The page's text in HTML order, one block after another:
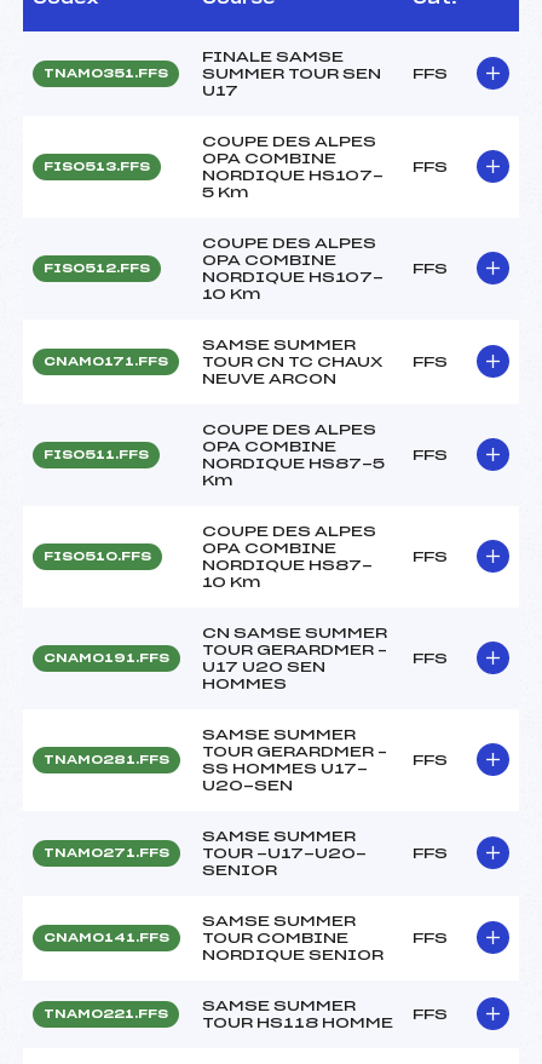
TNAM0351.FFS
FINALE SAMSE
SUMMER TOUR SEN
U17
FFS
FIS0513.FFS
COUPE DES ALPES
OPA COMBINE
NORDIQUE HS107-
5 Km
FFS
FIS0512.FFS
COUPE DES ALPES
OPA COMBINE
NORDIQUE HS107-
10 Km
FFS
CNAM0171.FFS
SAMSE SUMMER
TOUR CN TC CHAUX
NEUVE ARCON
FFS
FIS0511.FFS
COUPE DES ALPES
OPA COMBINE
NORDIQUE HS87-5
Km
FFS
FIS0510.FFS
COUPE DES ALPES
OPA COMBINE
NORDIQUE HS87-
10 Km
FFS
CNAM0191.FFS
CN SAMSE SUMMER
TOUR GERARDMER –
U17 U20 SEN
HOMMES
FFS
TNAM0281.FFS
SAMSE SUMMER
TOUR GERARDMER –
SS HOMMES U17-
U20-SEN
FFS
TNAM0271.FFS
SAMSE SUMMER
TOUR -U17-U20-
SENIOR
FFS
CNAM0141.FFS
SAMSE SUMMER
TOUR COMBINE
NORDIQUE SENIOR
FFS
TNAM0221.FFS
SAMSE SUMMER
TOUR HS118 HOMME
FFS